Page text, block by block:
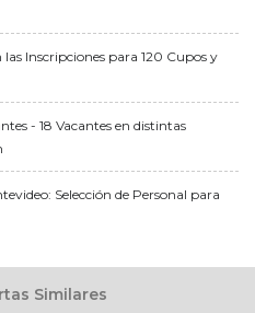
Inscripciones para 120 Cupos y
- 18 Vacantes en distintas
Selección de Personal para
Similares